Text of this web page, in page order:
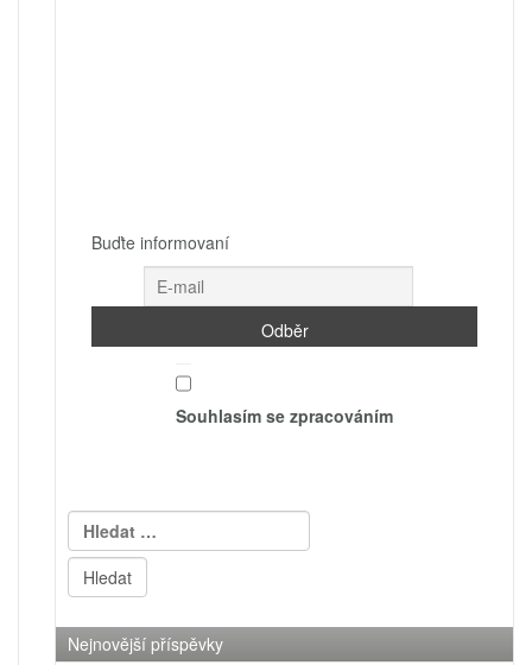
Buďte informovaní
Souhlasím se zpracováním
Vyhledávání
Nejnovější příspěvky